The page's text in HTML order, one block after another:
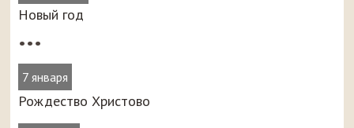
Новый год
•••
7 января
Рождество Христово